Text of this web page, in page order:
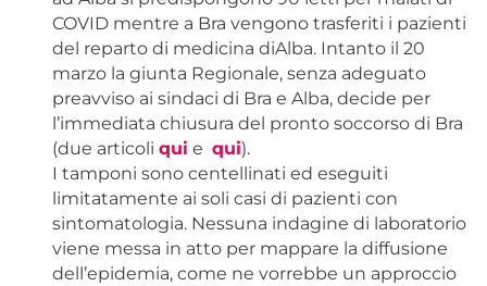
COVID mentre a Bra vengono trasferiti i pazienti
del reparto di medicina diAlba. Intanto il 20
marzo la giunta Regionale, senza adeguato
preavviso ai sindaci di Bra e Alba, decide per
l’immediata chiusura del pronto soccorso di Bra
(due articoli qui e qui).
I tamponi sono centellinati ed eseguiti
limitatamente ai soli casi di pazienti con
sintomatologia. Nessuna indagine di laboratorio
viene messa in atto per mappare la diffusione
dell’epidemia, come ne vorrebbe un approccio